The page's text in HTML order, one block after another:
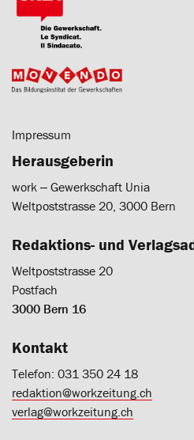
Impressum
Herausgeberin
work ‒ Gewerkschaft Unia
Weltpoststrasse 20, 3000 Bern
Redaktions- und
Weltpoststrasse 20
Postfach
3000 Bern 16
Kontakt
Telefon: 031 350 24 18
redaktion@workzeitung.ch
verlag@workzeitung.ch